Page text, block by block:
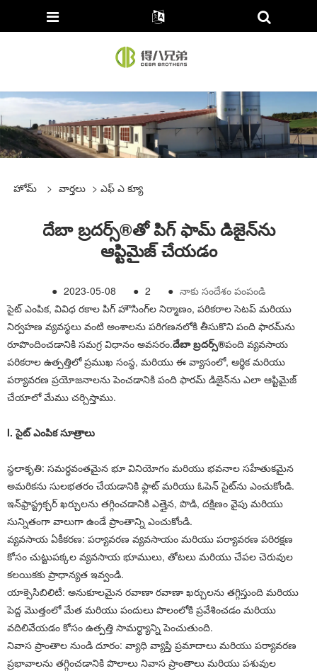
హోమ్ > వార్తలు > ఎఫ్ ఎ క్యూ
దేబా బ్రదర్స్®తో పిగ్ ఫామ్ డిజైన్‌ను
ఆప్టిమైజ్ చేయడం
● 2023-05-08 ● 2 ● నాకు సందేశం పంపండి
సైట్ ఎంపిక, వివిధ రకాల పిగ్ హౌసింగ్‌ల నిర్మాణం, పరికరాల సెటప్ మరియు
నిర్వహణ వ్యవస్థలు వంటి అంశాలను పరిగణనలోకి తీసుకొని పంది ఫారమ్‌ను
రూపొందించడానికి సమగ్ర విధానం అవసరం.దేబా బ్రదర్స్®పంది వ్యవసాయ
పరికరాల ఉత్పత్తిలో ప్రముఖ సంస్థ, మరియు ఈ వ్యాసంలో, ఆర్థిక మరియు
పర్యావరణ ప్రయోజనాలను పెంచడానికి పంది ఫారమ్ డిజైన్‌ను ఎలా ఆప్టిమైజ్
చేయాలో మేము చర్చిస్తాము.
I. సైట్ ఎంపిక సూత్రాలు
స్థలాకృతి: సమర్ధవంతమైన భూ వినియోగం మరియు భవనాల సహేతుకమైన
అమరికను సులభతరం చేయడానికి ఫ్లాట్ మరియు ఓపెన్ సైట్‌ను ఎంచుకోండి.
ఇన్‌ఫ్రాస్ట్రక్చర్ ఖర్చులను తగ్గించడానికి ఎత్తైన, పొడి, దక్షిణం వైపు మరియు
సున్నితంగా వాలుగా ఉండే ప్రాంతాన్ని ఎంచుకోండి.
వ్యవసాయ ఏకీకరణ: పర్యావరణ వ్యవసాయం మరియు పర్యావరణ పరిరక్షణ
కోసం చుట్టుపక్కల వ్యవసాయ భూములు, తోటలు మరియు చేపల చెరువుల
కలయికకు ప్రాధాన్యత ఇవ్వండి.
యాక్సెసిబిలిటీ: అనుకూలమైన రవాణా రవాణా ఖర్చులను తగ్గిస్తుంది మరియు
పెద్ద మొత్తంలో మేత మరియు పందులు పొలంలోకి ప్రవేశించడం మరియు
వదిలివేయడం కోసం ఉత్పత్తి సామర్థ్యాన్ని పెంచుతుంది.
నివాస ప్రాంతాల నుండి దూరం: వ్యాధి వ్యాప్తి ప్రమాదాలు మరియు పర్యావరణ
ప్రభావాలను తగ్గించడానికి పొలాలు నివాస ప్రాంతాలు మరియు పశువుల